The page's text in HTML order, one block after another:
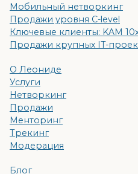
Мобильный нетворкинг
Продажи уровня C-level
Ключевые клиенты: KAM
Продажи крупных IT-
О Леониде
Услуги
Нетворкинг
Продажи
Менторинг
Трекинг
Модерация
Блог